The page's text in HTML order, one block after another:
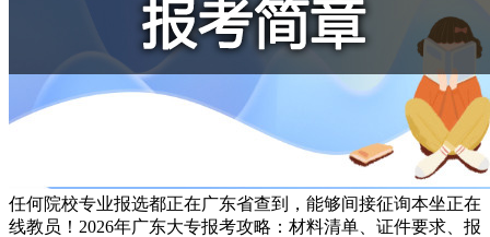
任何院校专业报选都正在广东省查到，能够间接征询本坐正在
线教员！2026年广东大专报考攻略：材料清单、证件要求、报